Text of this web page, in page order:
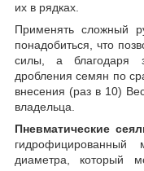
их в рядках.
Применять сложный
понадобиться, что
силы, а благодаря
дробления семян по
внесения (раз в 10)
владельца.
Пневматические
диаметра, который